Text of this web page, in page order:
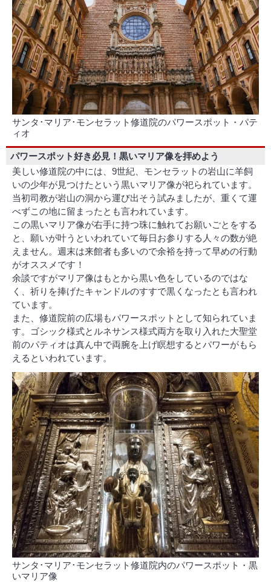
サンタ･マリア･モンセラット修道院のパワースポット・パテ
ィオ
パワースポット好き必見！黒いマリア像を拝めよう
美しい修道院の中には、9世紀、モンセラットの岩山に羊飼
いの少年が見つけたという黒いマリア像が祀られています。
当初司教が岩山の洞から運び出そう試みましたが、重くて運
べずこの地に留まったとも言われています。
この黒いマリア像が右手に持つ珠に触れてお願いごとをする
と、願いが叶うといわれていて毎日お参りする人々の数が絶
えません。週末は来館者も多いので余裕を持って早めの行動
がオススメです！
余談ですがマリア像はもとから黒い色をしているのではな
く、祈りを捧げたキャンドルのすすで黒くなったとも言われ
ています。
また、修道院前の広場もパワースポットとして知られていま
す。ゴシック様式とルネサンス様式両方を取り入れた大聖堂
前のパティオは真ん中で両腕を上げ瞑想するとパワーがもら
えるといわれています。
サンタ･マリア･モンセラット修道院内のパワースポット・黒
いマリア像